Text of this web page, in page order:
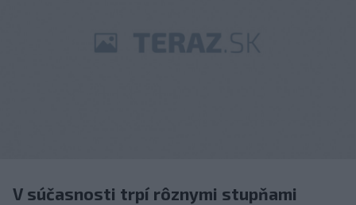
V súčasnosti trpí rôznymi stupňami